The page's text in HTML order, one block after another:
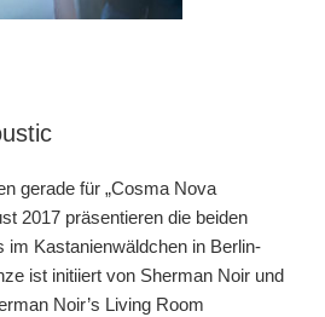
gerade für „Cosma Nova
2017 präsentieren die beiden
im Kastanienwäldchen in Berlin-
ist initiiert von Sherman Noir und
Noir’s Living Room